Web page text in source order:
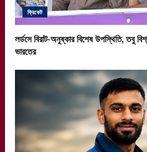
ক্রিকেট
লর্ডসে বিরাট-অনুষ্কার বিশেষ উপস্থিতি, তবু
ভারতের